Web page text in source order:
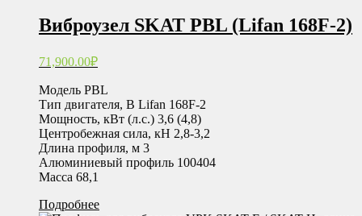
Виброузел SKAT РВL (Lifan 168F-2)
71,900.00₽
Модель РВL
Тип двигателя, В Lifan 168F-2
Мощность, кВт (л.с.) 3,6 (4,8)
Центробежная сила, кН 2,8-3,2
Длина профиля, м 3
Алюминиевый профиль 100404
Масса 68,1
Подробнее